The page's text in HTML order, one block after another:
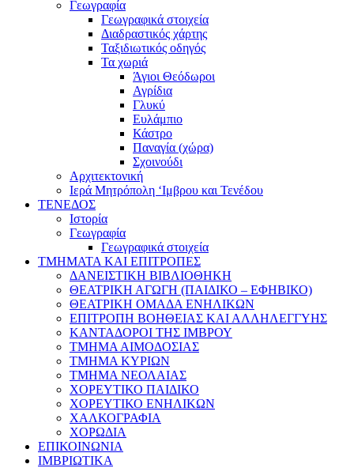
Γεωγραφία
Γεωγραφικά στοιχεία
Διαδραστικός χάρτης
Ταξιδιωτικός οδηγός
Τα χωριά
Άγιοι Θεόδωροι
Αγρίδια
Γλυκύ
Ευλάμπιο
Κάστρο
Παναγία (χώρα)
Σχοινούδι
Αρχιτεκτονική
Ιερά Μητρόπολη ‘Ιμβρου και Τενέδου
ΤΕΝΕΔΟΣ
Ιστορία
Γεωγραφία
Γεωγραφικά στοιχεία
ΤΜΗΜΑΤΑ ΚΑΙ ΕΠΙΤΡΟΠΕΣ
ΔΑΝΕΙΣΤΙΚΗ ΒΙΒΛΙΟΘΗΚΗ
ΘΕΑΤΡΙΚΗ ΑΓΩΓΗ (ΠΑΙΔΙΚΟ – ΕΦΗΒΙΚΟ)
ΘΕΑΤΡΙΚΗ ΟΜΑΔΑ ΕΝΗΛΙΚΩΝ
ΕΠΙΤΡΟΠΗ ΒΟΗΘΕΙΑΣ ΚΑΙ ΑΛΛΗΛΕΓΓΥΗΣ
ΚΑΝΤΑΔΟΡΟΙ ΤΗΣ ΙΜΒΡΟΥ
ΤΜΗΜΑ ΑΙΜΟΔΟΣΙΑΣ
ΤΜΗΜΑ ΚΥΡΙΩΝ
ΤΜΗΜΑ ΝΕΟΛΑΙΑΣ
ΧΟΡΕΥΤΙΚΟ ΠΑΙΔΙΚΟ
ΧΟΡΕΥΤΙΚΟ ΕΝΗΛΙΚΩΝ
ΧΑΛΚΟΓΡΑΦΙΑ
ΧΟΡΩΔΙΑ
ΕΠΙΚΟΙΝΩΝΙΑ
ΙΜΒΡΙΩΤΙΚΑ